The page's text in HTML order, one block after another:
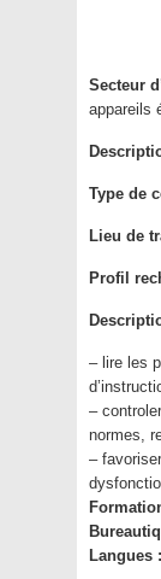
Secteur
appareils
Type de
Lieu de
Profil
– lire les
–
normes,
–
Langues :